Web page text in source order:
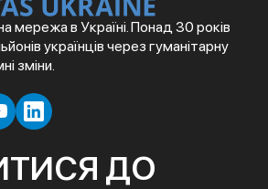
мережа в Україні. Понад 30 років
українців через гуманітарну
зміни.
ДО